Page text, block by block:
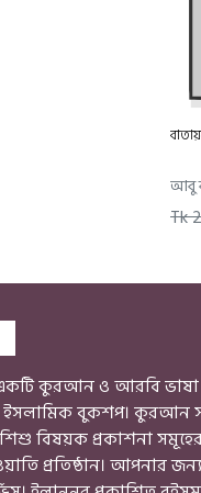
আবু
Tk
কুরআন ও আরবি ভাষা
ইসলামিক বুকশপ। কুরআন
বিষয়ক প্রকাশনা
প্রতিষ্ঠান। আপনার